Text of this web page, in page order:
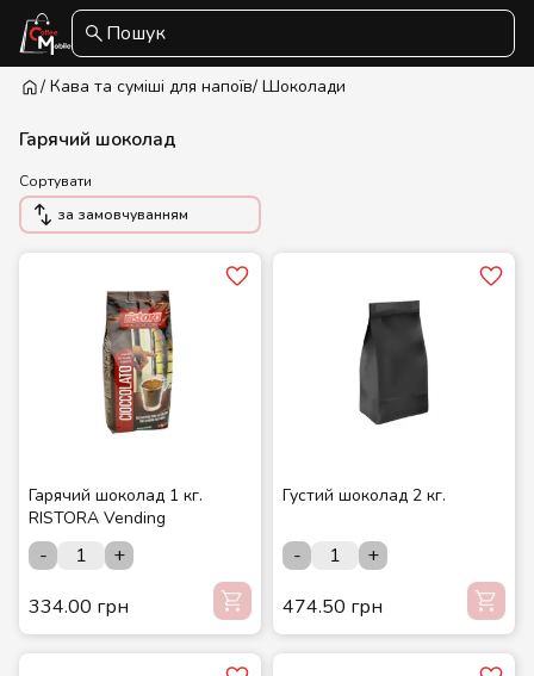
Пошук
/ Кава та суміші для напоїв/ Шоколади
Гарячий шоколад
Сортувати
за замовчуванням
Гарячий шоколад 1 кг.
RISTORA Vending
-
+
334.00 грн
Густий шоколад 2 кг.
-
+
474.50 грн